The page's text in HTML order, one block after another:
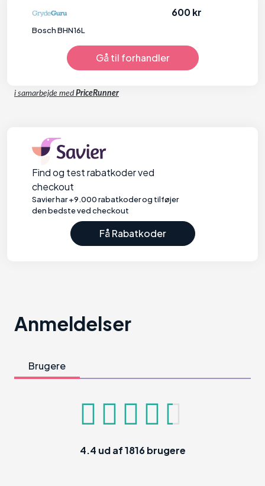
Bosch BHN16L
600 kr
Gå til forhandler
i samarbejde med PriceRunner
Find og test rabatkoder ved
checkout
Savier har +9.000 rabatkoder og tilføjer
den bedste ved checkout
Få Rabatkoder
Anmeldelser
Brugere
4.4 ud af1816brugere